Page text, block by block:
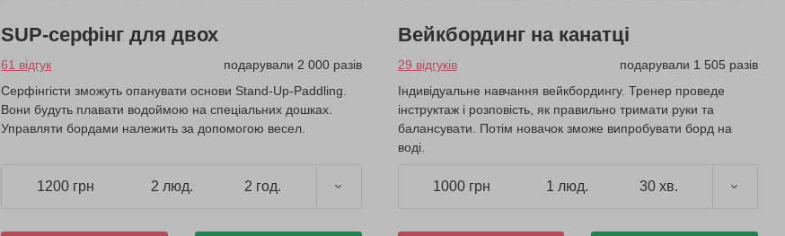
SUP-серфінг для двох
61 відгук
подарували 2 000 разів
Серфінгісти зможуть опанувати основи Stand-Up-Paddling.
Вони будуть плавати водоймою на спеціальних дошках.
Управляти бордами належить за допомогою весел.
1200 грн 2 люд. 2 год.
Вейкбординг на канатці
29 відгуків
подарували 1 505 разів
Індивідуальне навчання вейкбордингу. Тренер проведе
інструктаж і розповість, як правильно тримати руки та
балансувати. Потім новачок зможе випробувати борд на
воді.
1000 грн 1 люд. 30 хв.